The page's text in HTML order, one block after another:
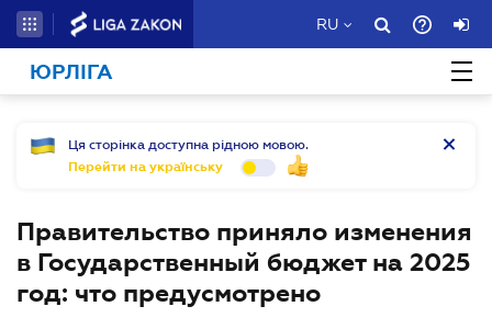
RU
ЮРЛІГА
Ця сторінка доступна рідною мовою.
Перейти на українську
Правительство приняло изменения
в Государственный бюджет на 2025
год: что предусмотрено